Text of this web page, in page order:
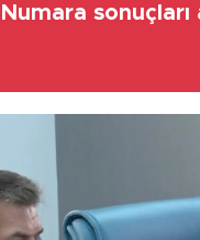
sonuçları